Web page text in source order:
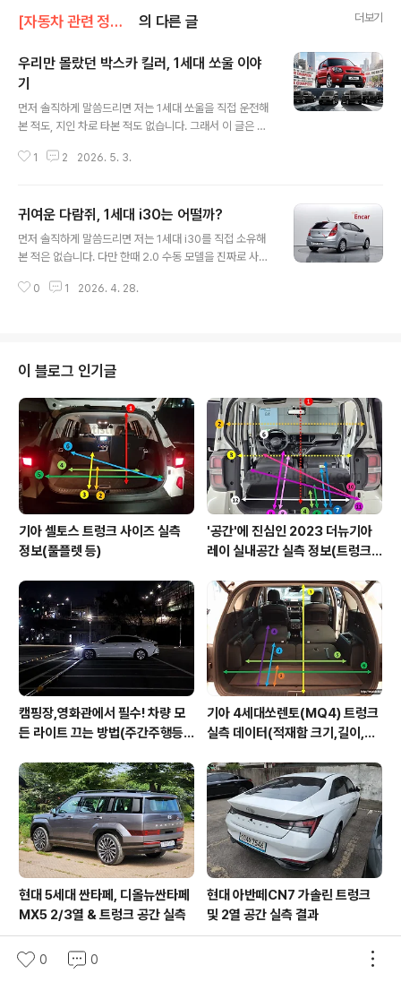
[자동차 관련 정보]/중고차 정보 의 다른 글 더보기
우리만 몰랐던 박스카 킬러, 1세대 쏘울 이야
기
먼저 솔직하게 말씀드리면 저는 1세대 쏘울을 직접 운전해
본 적도, 지인 차로 타본 적도 없습니다. 그래서 이 글은 시
분들을 위해 인터넷에 흩어진 정보를 최대한 정확하게 정
이라는 차, 좀 묘한 위치에 있습니다. 한국에서는 모닝, 레
이에 밀리고 같은 회사 니로, 셀토스에 차이고... 그렇게 17
년을 버티다 결국 2025년에 막을 내렸어요. 그런데 같은
델이었고, 1세대는 출시 직후 박스카의 본가인 일본 차들마
1 2 2026. 5. 3.
귀여운 다람쥐, 1세대 i30는 어떨까?
먼저 솔직하게 말씀드리면 저는 1세대 i30를 직접 소유해
본 적은 없습니다. 다만 한때 2.0 수동 모델을 진짜로 사려
착을 갖고 쓰게 될 것 같습니다. 결과적으로 매물 못 구해서
봐주시면 되겠습니다.i30라는 차, 묘한 차입니다. 출시 당
시엔 "현대의 실수"라는 별명까지 얻을 정도로 잘 만들었다
는 평가를 받았는데, 정작 한국에서는 안 팔렸어요. 해치백
이 한국 시장에서 외면받는 거야 한두 번 일이 아니지만, i3
0는 그 외면 속에서도 매니아층이 굳건하게 형성된 차종입
니다. 통..
0 1 2026. 4. 28.
이 블로그 인기글
기아 셀토스 트렁크 사이즈 실측
정보(풀플렛 등)
'공간'에 진심인 2023 더뉴기아
레이 실내공간 실측 정보(트렁크,
캠핑장,영화관에서 필수! 차량 모
든 라이트 끄는 방법(주간주행등D
기아 4세대쏘렌토(MQ4) 트렁크
실측 데이터(적재함 크기,길이,높
현대 5세대 싼타페, 디올뉴싼타페
MX5 2/3열 & 트렁크 공간 실측
현대 아반떼CN7 가솔린 트렁크
및 2열 공간 실측 결과
0 0